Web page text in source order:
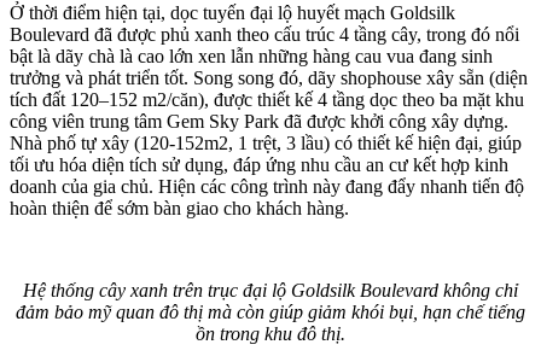
Ở thời điểm hiện tại, dọc tuyến đại lộ huyết mạch Goldsilk
Boulevard đã được phủ xanh theo cấu trúc 4 tầng cây, trong đó nổi
bật là dãy chà là cao lớn xen lẫn những hàng cau vua đang sinh
trưởng và phát triển tốt. Song song đó, dãy shophouse xây sẵn (diện
tích đất 120–152 m2/căn), được thiết kế 4 tầng dọc theo ba mặt khu
công viên trung tâm Gem Sky Park đã được khởi công xây dựng.
Nhà phố tự xây (120-152m2, 1 trệt, 3 lầu) có thiết kế hiện đại, giúp
tối ưu hóa diện tích sử dụng, đáp ứng nhu cầu an cư kết hợp kinh
doanh của gia chủ. Hiện các công trình này đang đẩy nhanh tiến độ
hoàn thiện để sớm bàn giao cho khách hàng.
Hệ thống cây xanh trên trục đại lộ Goldsilk Boulevard không chỉ
đảm bảo mỹ quan đô thị mà còn giúp giảm khói bụi, hạn chế tiếng
ồn trong khu đô thị.